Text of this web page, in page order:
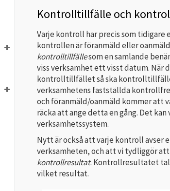
Kontrolltillfälle och
Varje kontroll har precis som tidigare
kontrollen är föranmäld eller
kontrolltillfällesom en samlande
viss verksamhet ett visst datum.
kontrolltillfället så ska
verksamhetens fastställda
och föranmäld/oanmäld kommer att
räcka att ange detta en gång. Det
verksamhetssystem.
Nytt är också att varje kontroll avser
verksamheten, och att vi tydliggör
kontrollresultat. Kontrollresultatet
vilket resultat.